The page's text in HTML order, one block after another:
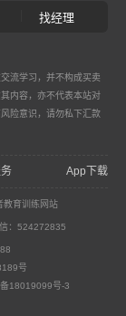
找经理
流学习，并不构成买卖
内容，亦不代表本站对
险意识，请勿私下汇款
App下载
教育训练网站
：524272835
号
18019099号-3